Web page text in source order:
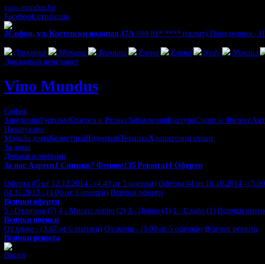
vino-mundus.bg
Facebook страница
1София, ул. Костенски водопад 47А 088 81* **** (скрит) Понеделник -
Димитър
Mariana Теомира Елена Елина Nedy Михаил
Докладвай нередност
Vino Mundus
София
ЗаведенияТуризъмКрасота и РелаксЗабавленияКултураСпорт и Фитнес
Пазаруване
МодаЗа домаКозметикаПодаръциТехникаХранителни стоки
За дома
Добави в любими
За нас Адреси1 Снимки7 Фенове135 Ревюта11 Оферти
Оферта #5 от 12.12.2014 - (4.40 от 5 оценки) Оферта #4 от 16.10.2014 -
04.11.2013 - (4.00 от 3 оценки) Всички оферти
Всички оферти
5 - Отлично (7) 4 - Много добро (2) 3 - Добро (1) 1 - Слабо (1) Всички
Всички оценки
От мъже - (3.67 от 6 оценки) От жени - (5.00 от 5 оценки) Всички ревюта
Всички ревюта
Васил